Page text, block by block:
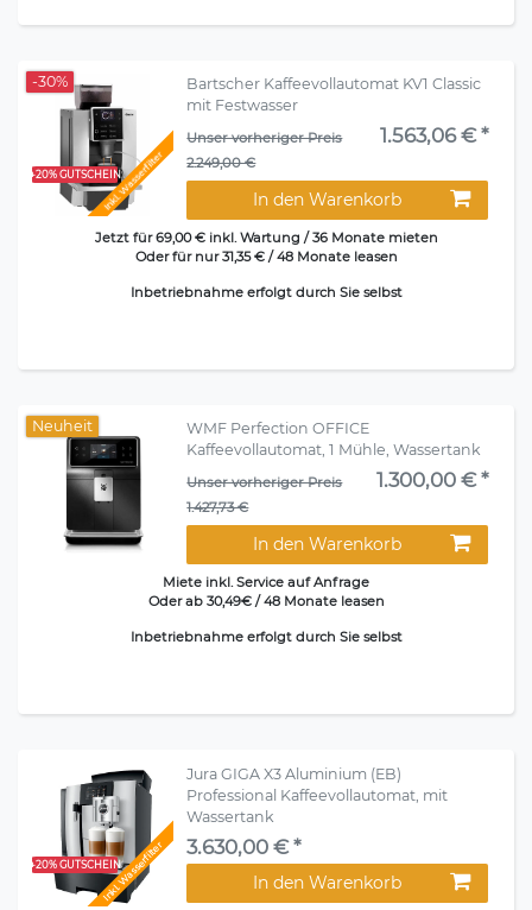
+20% GUTSCHEINInkl. Wasserfilter
-30%
Bartscher Kaffeevollautomat KV1 Classic
mit Festwasser
Unser vorheriger Preis
2.249,00 €
1.563,06 € *
In den Warenkorb
Jetzt für 69,00 € inkl. Wartung / 36 Monate mieten
Oder für nur 31,35 € / 48 Monate leasen
Inbetriebnahme erfolgt durch Sie selbst
Neuheit
WMF Perfection OFFICE
Kaffeevollautomat, 1 Mühle, Wassertank
Unser vorheriger Preis
1.427,73 €
1.300,00 € *
In den Warenkorb
Miete inkl. Service auf Anfrage
Oder ab 30,49€ / 48 Monate leasen
Inbetriebnahme erfolgt durch Sie selbst
+20% GUTSCHEINInkl. Wasserfilter
Jura GIGA X3 Aluminium (EB)
Professional Kaffeevollautomat, mit
Wassertank
3.630,00 € *
In den Warenkorb